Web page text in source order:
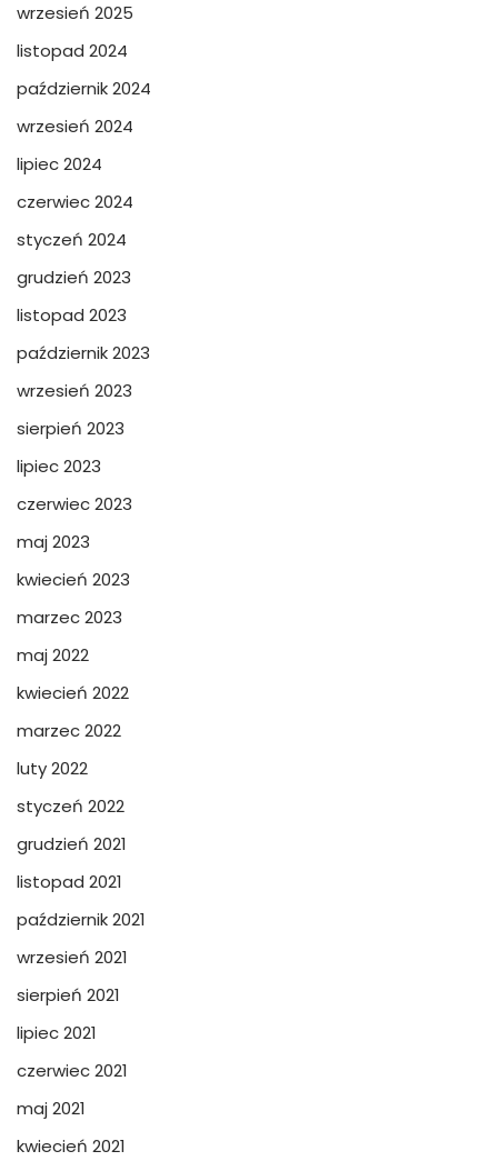
wrzesień 2025
listopad 2024
październik 2024
wrzesień 2024
lipiec 2024
czerwiec 2024
styczeń 2024
grudzień 2023
listopad 2023
październik 2023
wrzesień 2023
sierpień 2023
lipiec 2023
czerwiec 2023
maj 2023
kwiecień 2023
marzec 2023
maj 2022
kwiecień 2022
marzec 2022
luty 2022
styczeń 2022
grudzień 2021
listopad 2021
październik 2021
wrzesień 2021
sierpień 2021
lipiec 2021
czerwiec 2021
maj 2021
kwiecień 2021